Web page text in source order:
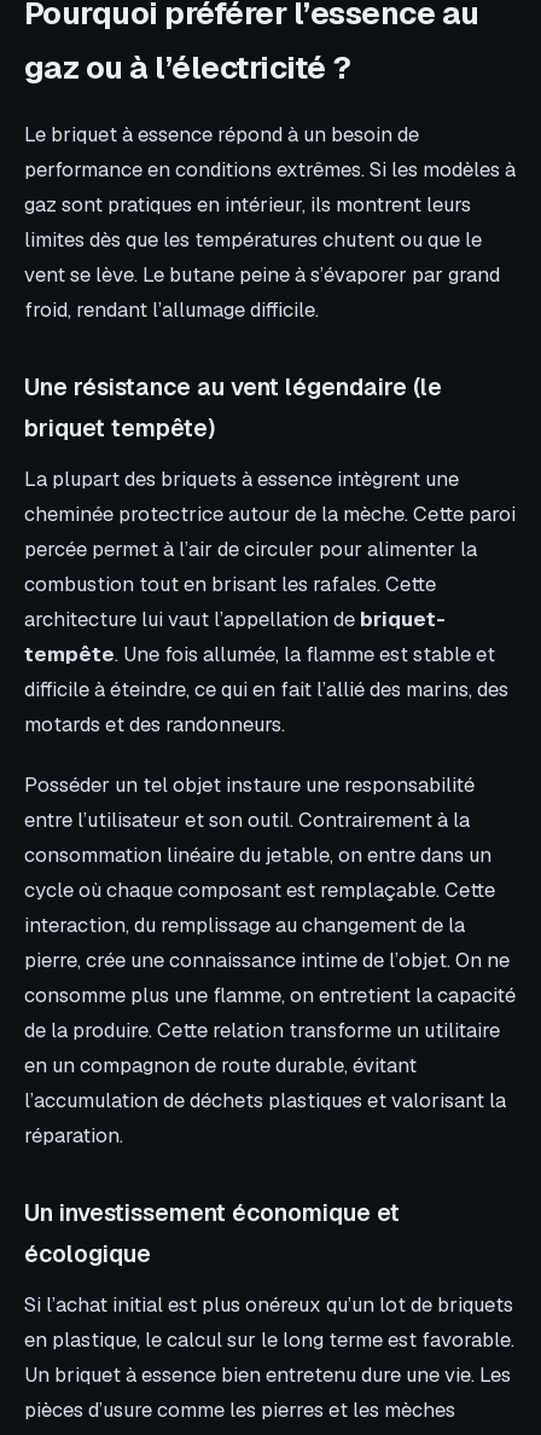
Pourquoi préférer l’essence au
gaz ou à l’électricité ?
Le briquet à essence répond à un besoin de
performance en conditions extrêmes. Si les modèles à
gaz sont pratiques en intérieur, ils montrent leurs
limites dès que les températures chutent ou que le
vent se lève. Le butane peine à s’évaporer par grand
froid, rendant l’allumage difficile.
Une résistance au vent légendaire (le
briquet tempête)
La plupart des briquets à essence intègrent une
cheminée protectrice autour de la mèche. Cette paroi
percée permet à l’air de circuler pour alimenter la
combustion tout en brisant les rafales. Cette
architecture lui vaut l’appellation de briquet-
tempête. Une fois allumée, la flamme est stable et
difficile à éteindre, ce qui en fait l’allié des marins, des
motards et des randonneurs.
Posséder un tel objet instaure une responsabilité
entre l’utilisateur et son outil. Contrairement à la
consommation linéaire du jetable, on entre dans un
cycle où chaque composant est remplaçable. Cette
interaction, du remplissage au changement de la
pierre, crée une connaissance intime de l’objet. On ne
consomme plus une flamme, on entretient la capacité
de la produire. Cette relation transforme un utilitaire
en un compagnon de route durable, évitant
l’accumulation de déchets plastiques et valorisant la
réparation.
Un investissement économique et
écologique
Si l’achat initial est plus onéreux qu’un lot de briquets
en plastique, le calcul sur le long terme est favorable.
Un briquet à essence bien entretenu dure une vie. Les
pièces d’usure comme les pierres et les mèches